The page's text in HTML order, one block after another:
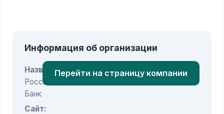
Информация об организации
Название:
Россия
Банк
Сайт:
Перейти на страницу компании